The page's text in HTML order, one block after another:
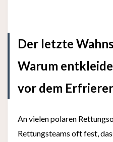
Der letzte
Warum
vor dem
An vielen polaren
Rettungsteams oft fest,